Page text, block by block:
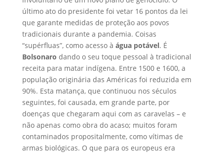
último ato do presidente foi vetar 16 pontos da lei
que garante medidas de proteção aos povos
tradicionais durante a pandemia. Coisas
“supérfluas”, como acesso à água potável. É
Bolsonaro dando o seu toque pessoal à tradicional
receita para matar indígena. Entre 1500 e 1600, a
população originária das Américas foi reduzida em
90%. Esta matança, que continuou nos séculos
seguintes, foi causada, em grande parte, por
doenças que chegaram aqui com as caravelas – e
não apenas como obra do acaso; muitos foram
contaminados propositalmente, como vítimas de
armas biológicas. O que para os europeus era